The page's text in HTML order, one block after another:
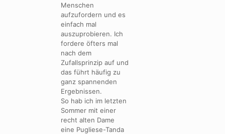
Menschen
aufzufordern und es
einfach mal
auszuprobieren. Ich
fordere öfters mal
nach dem
Zufallsprinzip auf und
das führt häufig zu
ganz spannenden
Ergebnissen.
So hab ich im letzten
Sommer mit einer
recht alten Dame
eine Pugliese-Tanda